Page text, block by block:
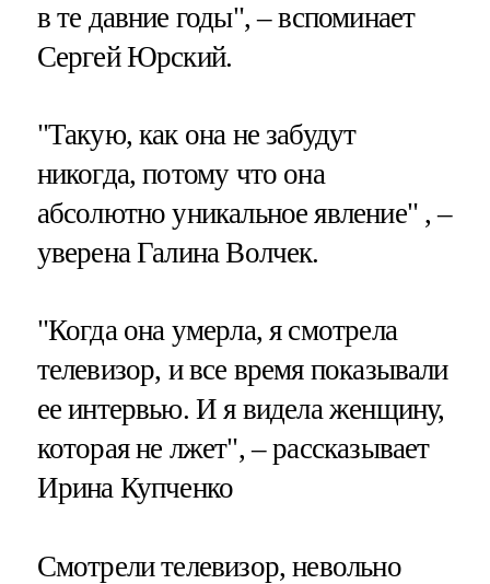
в те давние годы", – вспоминает
Сергей Юрский.
"Такую, как она не забудут
никогда, потому что она
абсолютно уникальное явление" , –
уверена Галина Волчек.
"Когда она умерла, я смотрела
телевизор, и все время показывали
ее интервью. И я видела женщину,
которая не лжет", – рассказывает
Ирина Купченко
Смотрели телевизор, невольно